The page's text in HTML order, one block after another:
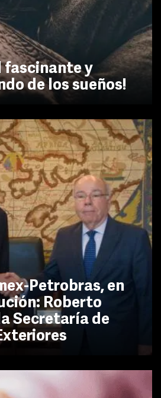
fascinante y
de los sueños!
Petrobras, en
Roberto
Secretaría de